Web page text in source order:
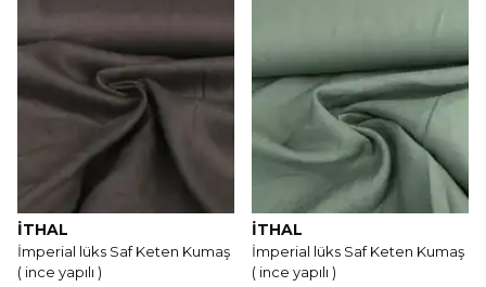
İTHAL
İmperial lüks Saf Keten Kumaş
( ince yapılı )
İTHAL
İmperial lüks Saf Keten Kumaş
( ince yapılı )